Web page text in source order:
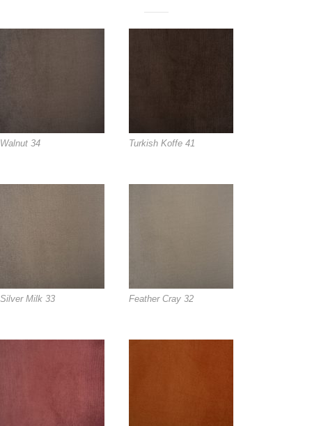
Walnut 34 Turkish Koffe 41
Silver Milk 33 Feather Cray 32